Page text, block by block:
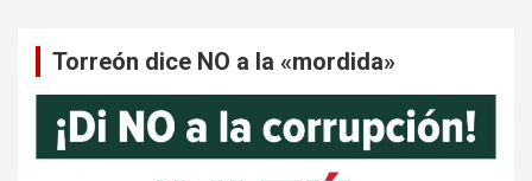
Torreón dice NO a la «mordida»